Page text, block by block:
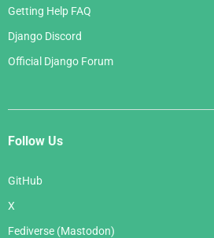
Getting Help FAQ
Django Discord
Official Django Forum
Follow Us
GitHub
X
Fediverse (Mastodon)